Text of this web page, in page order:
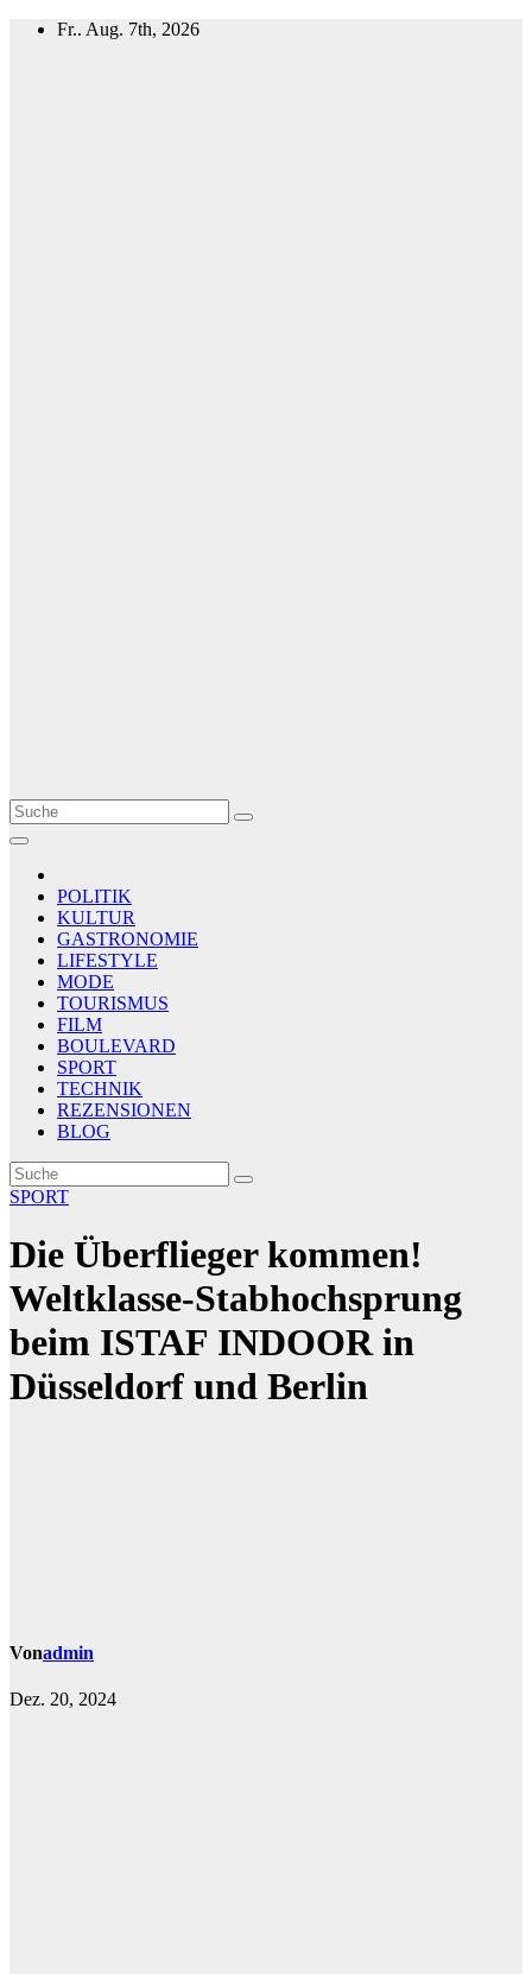
Zum
Fr.. Aug. 7th, 2026
Le Matin
AGENCE DE PRESSE
POLITIK
KULTUR
GASTRONOMIE
LIFESTYLE
MODE
TOURISMUS
FILM
BOULEVARD
SPORT
TECHNIK
REZENSIONEN
BLOG
SPORT
Die Überflieger kommen!
Weltklasse-Stabhochsprung
beim ISTAF INDOOR in
Düsseldorf und Berlin
Vonadmin
Dez. 20, 2024